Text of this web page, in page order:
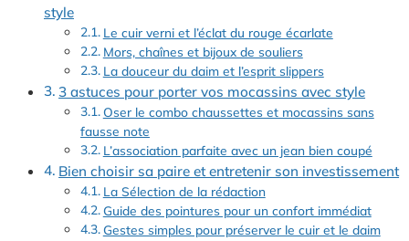
style
Le cuir verni et l’éclat du rouge écarlate
Mors, chaînes et bijoux de souliers
La douceur du daim et l’esprit slippers
3 astuces pour porter vos mocassins avec style
Oser le combo chaussettes et mocassins sans
fausse note
L’association parfaite avec un jean bien coupé
Bien choisir sa paire et entretenir son investissement
La Sélection de la rédaction
Guide des pointures pour un confort immédiat
Gestes simples pour préserver le cuir et le daim